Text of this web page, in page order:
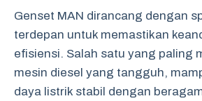
Genset MAN dirancang dengan
terdepan untuk memastikan
efisiensi. Salah satu yang paling
mesin diesel yang tangguh,
daya listrik stabil dengan